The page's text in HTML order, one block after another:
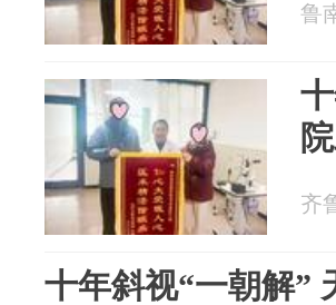
鲁
齐
十年斜视“一朝解”